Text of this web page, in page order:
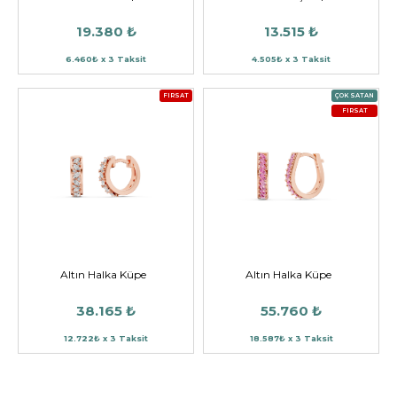
19.380 ₺
6.460₺ x 3 Taksit
13.515 ₺
4.505₺ x 3 Taksit
FIRSAT
Altın Halka Küpe
38.165 ₺
12.722₺ x 3 Taksit
ÇOK SATAN
FIRSAT
Altın Halka Küpe
55.760 ₺
18.587₺ x 3 Taksit